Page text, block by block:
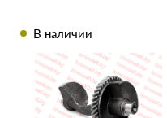
В наличии